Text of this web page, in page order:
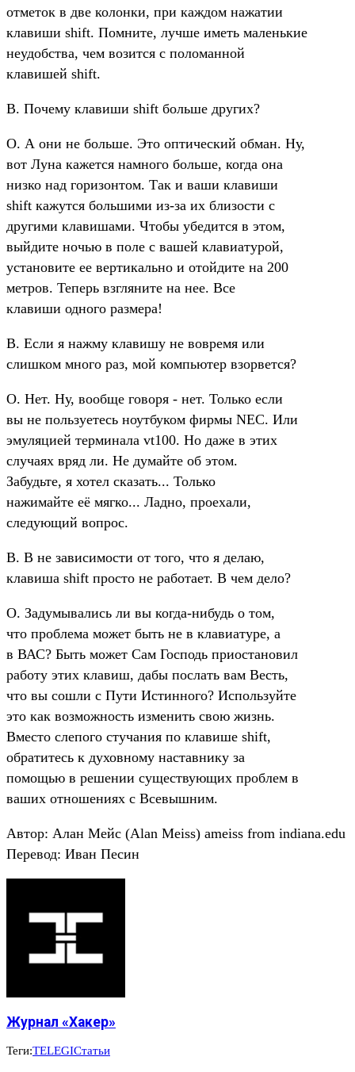
отметок в две колонки, при каждом нажатии
клавиши shift. Помните, лучше иметь маленькие
неудобства, чем возится с поломанной
клавишей shift.
В. Почему клавиши shift больше других?
О. А они не больше. Это оптический обман. Ну,
вот Луна кажется намного больше, когда она
низко над горизонтом. Так и ваши клавиши
shift кажутся большими из-за их близости с
другими клавишами. Чтобы убедится в этом,
выйдите ночью в поле с вашей клавиатурой,
установите ее вертикально и отойдите на 200
метров. Теперь взгляните на нее. Все
клавиши одного размера!
В. Если я нажму клавишу не вовремя или
слишком много раз, мой компьютер взорвется?
О. Нет. Ну, вообще говоря - нет. Только если
вы не пользуетесь ноутбуком фирмы NEC. Или
эмуляцией терминала vt100. Но даже в этих
случаях вряд ли. Не думайте об этом.
Забудьте, я хотел сказать... Только
нажимайте её мягко... Ладно, проехали,
следующий вопрос.
В. В не зависимости от того, что я делаю,
клавиша shift просто не работает. В чем дело?
О. Задумывались ли вы когда-нибудь о том,
что проблема может быть не в клавиатуре, а
в ВАС? Быть может Сам Господь приостановил
работу этих клавиш, дабы послать вам Весть,
что вы сошли с Пути Истинного? Используйте
это как возможность изменить свою жизнь.
Вместо слепого стучания по клавише shift,
обратитесь к духовному наставнику за
помощью в решении существующих проблем в
ваших отношениях с Всевышним.
Автор: Алан Мейс (Alan Meiss) ameiss from indiana.edu
Перевод: Иван Песин
Журнал «Хакер»
Теги:TELEGIСтатьи